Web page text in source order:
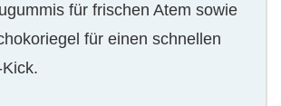
für frischen Atem sowie
für einen schnellen